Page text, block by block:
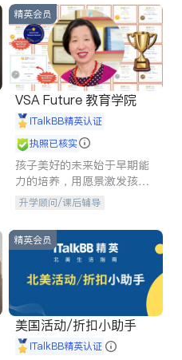
精英会员
VSA Future 教育学院
iTalkBB精英认证
执照已核实
孩子美好的未来始于早期能
力的培养，用愿景激发孩子
的学习潜力和动力。理念：
拥有成长型心态是成功的基
石。
升学顾问/课后辅导
精英会员
美国活动/折扣小助手
iTalkBB精英认证